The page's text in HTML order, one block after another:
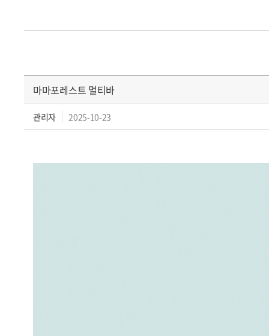
마마포레스트 멀티바
관리자 2025-10-23